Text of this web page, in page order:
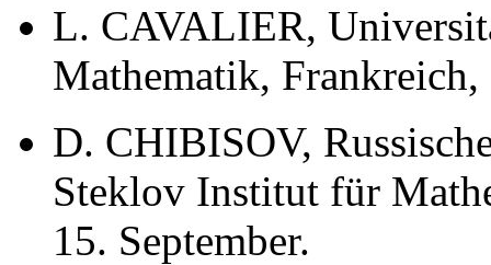
L. CAVALIER,
Mathematik,
D. CHIBISOV,
Steklov Institut für
15. September.